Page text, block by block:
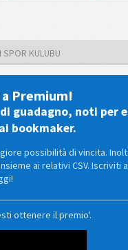
SPOR KULUBU
Premium!
guadagno, noti per
bookmaker.
possibilità di vincita.
ai relativi CSV. Iscriviti
ottenere il premio'.